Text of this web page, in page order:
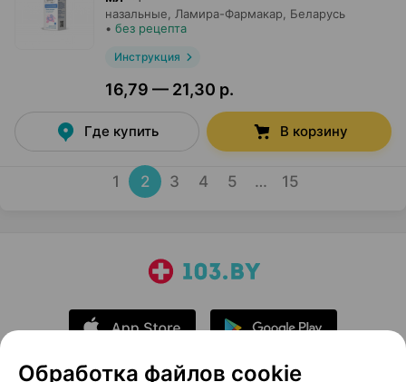
назальные, Ламира-Фармакар , Беларусь
• без рецепта
Инструкция
16,79 — 21,30 р.
Где купить В корзину
1 2 3 4 5 … 15
Обработка файлов cookie